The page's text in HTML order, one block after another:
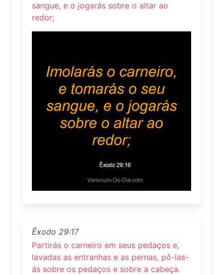
sangue, e o jogarás sobre o altar ao
redor;
Êxodo 29:17
Partirás o carneiro em seus pedaços e,
lavadas as entranhas e as pernas, pô-las-
ás sobre os pedaços e sobre a cabeça.